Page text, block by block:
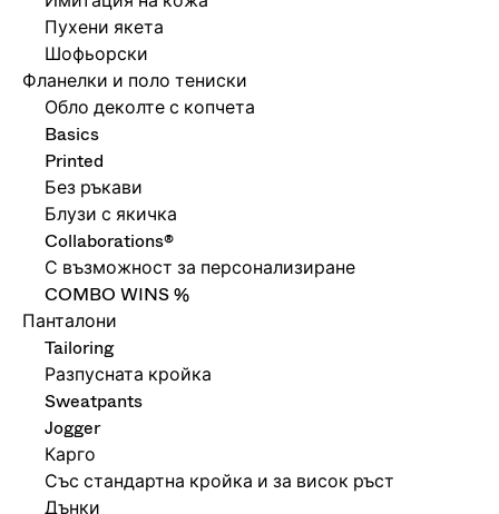
Пухени якета
Шофьорски
Фланелки и поло тениски
Обло деколте с копчета
Basics
Printed
Без ръкави
Блузи с якичка
Collaborations®
С възможност за персонализиране
COMBO WINS %
Панталони
Tailoring
Разпусната кройка
Sweatpants
Jogger
Карго
Със стандартна кройка и за висок ръст
Дънки